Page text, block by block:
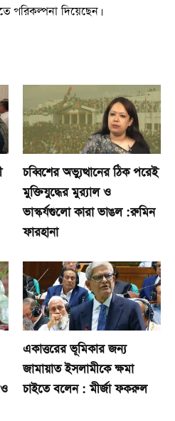
পরিকল্পনা দিয়েছেন।
চব্বিশের অভ্যুত্থানের ঠিক পরেই
মুক্তিযুদ্ধের মুর‍্যাল ও
ভাস্কর্যগুলো কারা ভাঙল :রুমিন
ফারহানা
একাত্তরের ভূমিকার জন্য
জামায়াত ইসলামীকে ক্ষমা
চাইতে বলেন : মীর্জা ফকরুল